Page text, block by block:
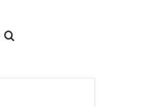
Switch skin